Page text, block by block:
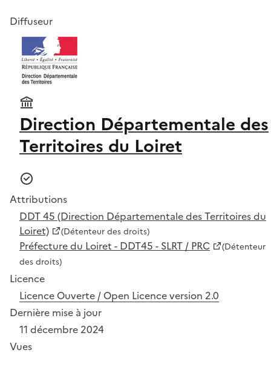
Diffuseur
Direction Départementale des
Territoires du Loiret
Attributions
DDT 45 (Direction Départementale des Territoires du
Loiret)
(Détenteur des droits)
Préfecture du Loiret - DDT45 - SLRT / PRC
(Détenteur
des droits)
Licence
Licence Ouverte / Open Licence version 2.0
Dernière mise à jour
11 décembre 2024
Vues